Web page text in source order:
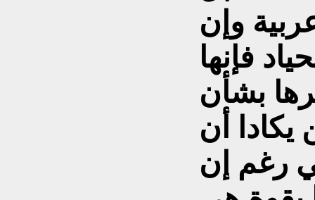
وإن
فإنها
بشأن
يکادا أن
رغم إن